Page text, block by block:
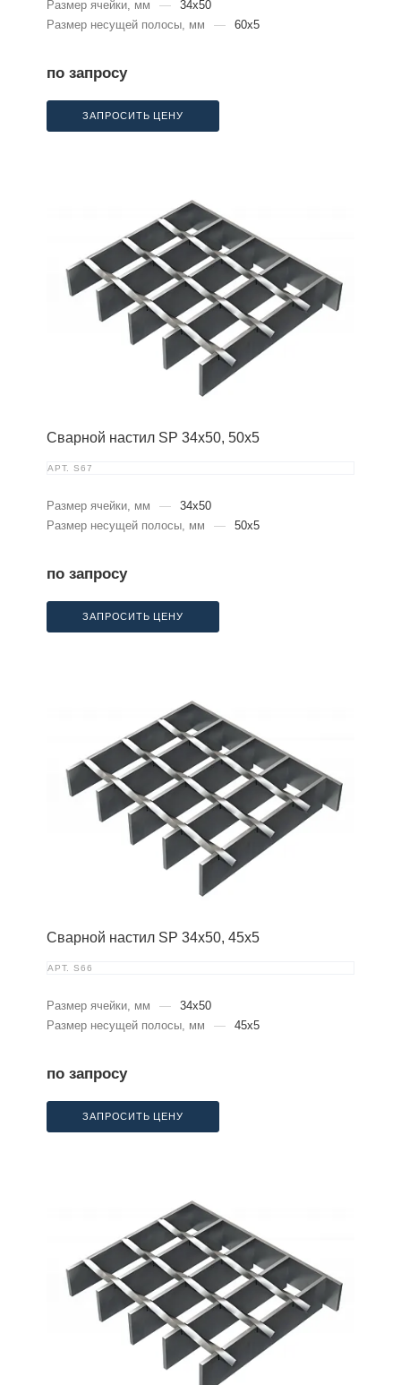
Размер ячейки, мм —
34x50
Размер несущей полосы, мм
— 60x5
по запросу
ЗАПРОСИТЬ ЦЕНУ
Сварной настил SP 34х50, 50х5
АРТ. S67
Размер ячейки, мм —
34x50
Размер несущей полосы, мм
— 50x5
по запросу
ЗАПРОСИТЬ ЦЕНУ
Сварной настил SP 34х50, 45х5
АРТ. S66
Размер ячейки, мм —
34x50
Размер несущей полосы, мм
— 45x5
по запросу
ЗАПРОСИТЬ ЦЕНУ